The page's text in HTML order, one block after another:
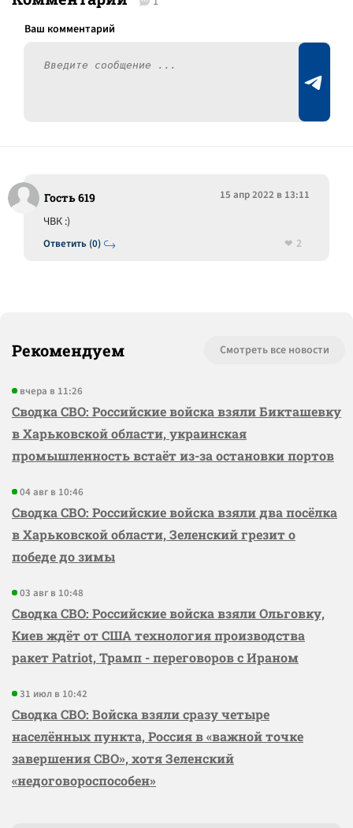
Гость 619 15 апр 2022 в 13:11
Ответить (0)
ЧВК :)
2
Рекомендуем Смотреть все новости
вчера в 11:26
Сводка СВО: Российские войска взяли Бикташевку
в Харьковской области, украинская
промышленность встаёт из-за остановки портов
04 авг в 10:46
Сводка СВО: Российские войска взяли два посёлка
в Харьковской области, Зеленский грезит о
победе до зимы
03 авг в 10:48
Сводка СВО: Российские войска взяли Ольговку,
Киев ждёт от США технология производства
ракет Patriot, Трамп - переговоров с Ираном
31 июл в 10:42
Сводка СВО: Войска взяли сразу четыре
населённых пункта, Россия в «важной точке
завершения СВО», хотя Зеленский
«недоговороспособен»